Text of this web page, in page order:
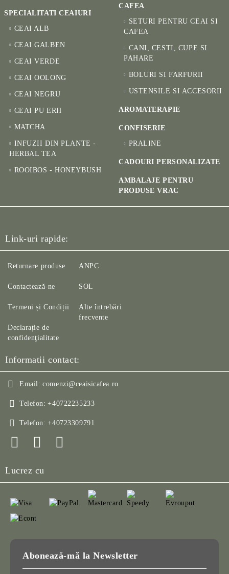
SPECIALITATI CEAIURI
CEAI ALB
CEAI GALBEN
CEAI VERDE
CEAI OOLONG
CEAI NEGRU
CEAI PU ERH
MATCHA
INFUZII DIN PLANTE -
HERBAL TEA
ROOIBOS - HONEYBUSH
CAFEA
SETURI PENTRU CEAI SI
CAFEA
CANI, CESTI, CUPE SI
PAHARE
BOLURI SI FARFURII
USTENSILE SI ACCESORII
AROMATERAPIE
CONFISERIE
PRALINE
CADOURI PERSONALIZATE
AMBALAJE PENTRU
PRODUSE VRAC
Link-uri rapide:
Returnare produse
Contactează-ne
Termeni și Condiții
Declarație de
confidenţialitate
ANPC
SOL
Alte întrebări
frecvente
Informatii contact:
Email: comenzi@ceaisicafea.ro
Telefon: +40722235233
Telefon: +40723309791
Lucrez cu
Abonează-mă la Newsletter